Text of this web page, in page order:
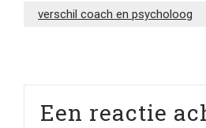
verschil coach en psycholoog
Een reactie